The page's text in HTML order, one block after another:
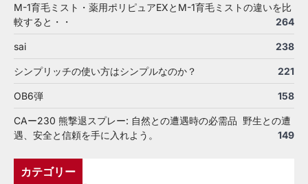
M-1育毛ミスト・薬用ポリピュアEXとM-1育毛ミストの違いを比
較すると・・
264
sai 238
シンプリッチの使い方はシンプルなのか？ 221
OB6弾 158
CAー230 熊撃退スプレー: 自然との遭遇時の必需品 野生との遭
遇、安全と信頼を手に入れよう。
149
カテゴリー